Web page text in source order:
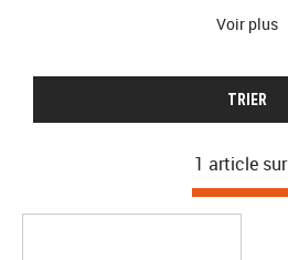
Voir plus
TRIER
1 article sur